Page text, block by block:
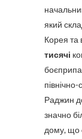
який
Корея та
тисячі
північно-
Раджин
значно
дому, що